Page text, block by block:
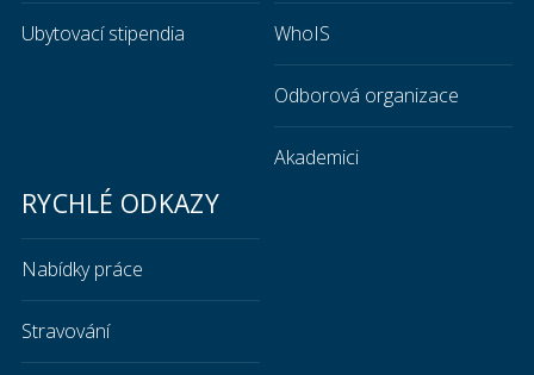
Ubytovací stipendia WhoIS
Odborová organizace
Akademici
RYCHLÉ ODKAZY
Nabídky práce
Stravování